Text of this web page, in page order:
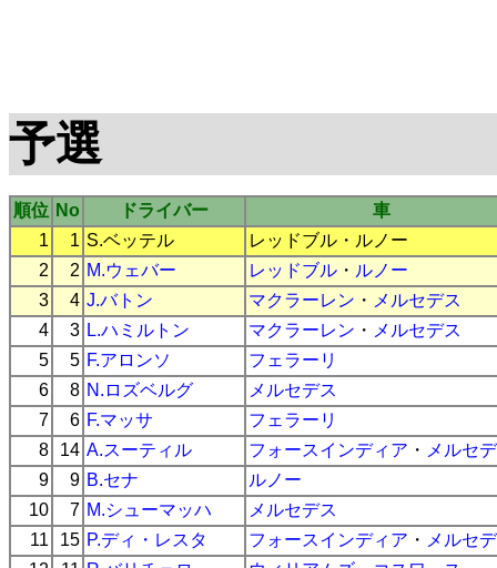
予選
順位 No ドライバー
車
1
1 S.ベッテル レッドブル ・ ルノー
2
2 M.ウェバー レッドブル ・ ルノー
3
4 J.バトン マクラーレン ・ メルセデス
4
3 L.ハミルトン マクラーレン ・ メルセデス
5
5 F.アロンソ
フェラーリ
6
8 N.ロズベルグ
メルセデス
7
6 F.マッサ
フェラーリ
8
14 A.スーティル フォースインディア ・ メルセ
9
9 B.セナ
ルノー
10
7 M.シューマッハ
メルセデス
11
15 P.ディ・レスタ フォースインディア ・ メルセ